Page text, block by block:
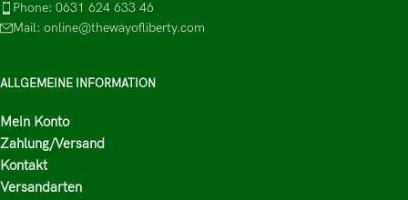
Phone: 0631 624 633 46
Mail: online@thewayofliberty.com
ALLGEMEINE INFORMATION
Mein Konto
Zahlung/Versand
Kontakt
Versandarten